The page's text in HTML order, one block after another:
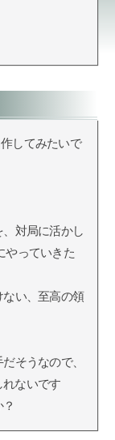
してみたいで
対局に活かし
やっていきた
い、至高の領
そうなので、
ないです